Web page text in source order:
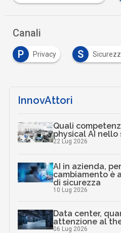
Canali
P
Privacy S
InnovAttori
Quali
physical AI nello
22 Lug 2026
AI in azienda,
cambiamento è
di sicurezza
10 Lug 2026
Data center,
attenzione al
06 Lug 2026